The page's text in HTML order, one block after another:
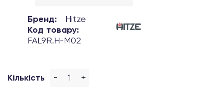
Бренд:
Hitze
Код товару:
FAL9R.H-М02
Кількість - +